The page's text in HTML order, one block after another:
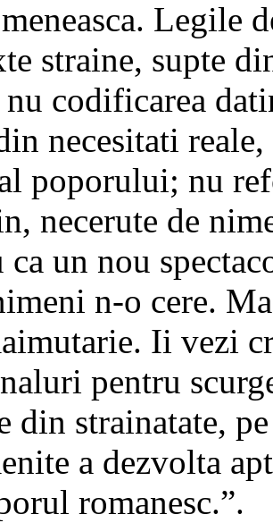
Legile
straine, supte
nu codificarea
necesitati
poporului; nu
necerute de
ca un nou
n-o cere.
Ii vezi
pentru
din strainatate,
a dezvolta
romanesc.”.